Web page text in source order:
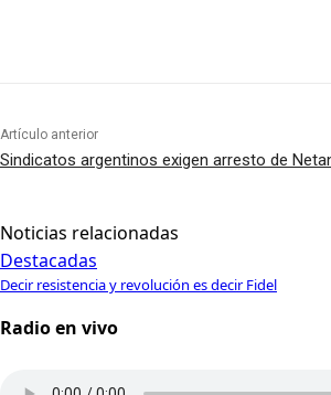
Artículo anterior
Sindicatos argentinos exigen arresto de
Noticias relacionadas
Destacadas
Decir resistencia y revolución es decir Fidel
Radio en vivo